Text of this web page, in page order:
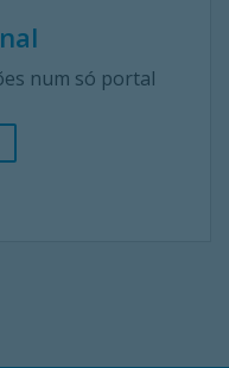
num só portal